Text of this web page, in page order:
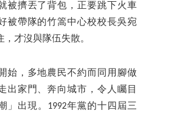
被擠丟了背包，正要跳下火車
被帶隊的竹篙中心校校長吳宛
，才沒與隊伍失散。
始，多地農民不約而同用腳做
出家門、奔向城市，令人矚目
」出現。1992年黨的十四屆三